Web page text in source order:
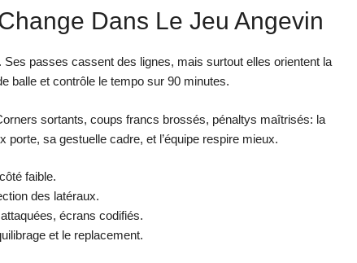
Dans Le Jeu Angevin
passes cassent des lignes, mais surtout elles orientent la
balle et contrôle le tempo sur 90 minutes.
sortants, coups francs brossés, pénaltys maîtrisés: la
sa gestuelle cadre, et l’équipe respire mieux.
faible.
des latéraux.
écrans codifiés.
et le replacement.